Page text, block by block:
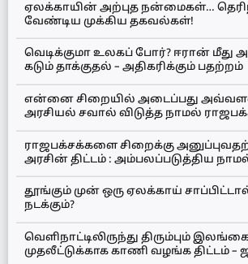
ஏலக்காயின் அற்புத நன்மைகள்…
வேண்டிய முக்கிய தகவல்கள்!
வெடிக்குமா உலகப் போர்? ஈரான் மீது
கடும் தாக்குதல் – அதிகரிக்கும் பதற்றம்
என்னை சிறையில் அடைப்பது
அரசியல் சவால் விடுத்த நாமல்
ராஜபக்சக்களை சிறைக்கு
அரசின் திட்டம் : அம்பலப்படுத்திய
தூங்கும் முன் ஒரு ஏலக்காய்
நடக்கும்?
வெளிநாட்டிலிருந்து திரும்பும்
முதலீட்டுக்காக காணி வழங்க திட்டம் –